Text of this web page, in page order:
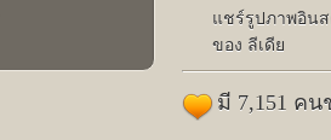
แชร์รูปภาพอิน
ของ ลีเดีย
มี 7,151 ค